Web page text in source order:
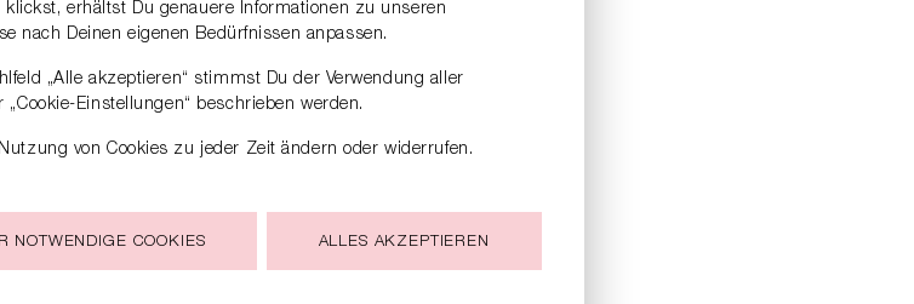
klickst, erhältst Du genauere Informationen zu unseren
nach Deinen eigenen Bedürfnissen anpassen.
„Alle akzeptieren“ stimmst Du der Verwendung aller
Einstellungen“ beschrieben werden.
von Cookies zu jeder Zeit ändern oder widerrufen.
NOTWENDIGE COOKIES ALLES AKZEPTIEREN